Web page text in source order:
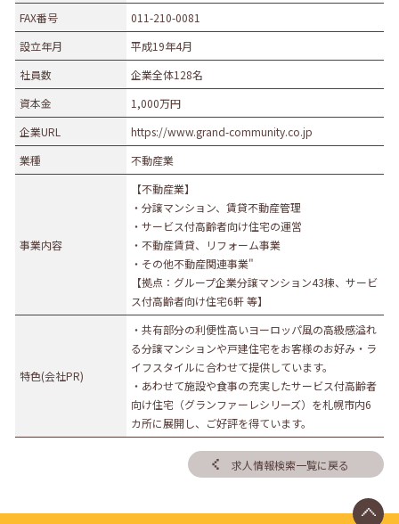
FAX番号
011-210-0081
設立年月
平成19年4月
社員数
企業全体128名
資本金
1,000万円
企業URL
https://www.grand-community.co.jp
業種
不動産業
事業内容
【不動産業】
・分譲マンション、賃貸不動産管理
・サービス付高齢者向け住宅の運営
・不動産賃貸、リフォーム事業
・その他不動産関連事業"
【拠点：グループ企業分譲マンション43棟、サービ
ス付高齢者向け住宅6軒 等】
特色(会社PR)
・共有部分の利便性高いヨーロッパ風の高級感溢れ
る分譲マンションや戸建住宅をお客様のお好み・ラ
イフスタイルに合わせて提供しています。
・あわせて施設や食事の充実したサービス付高齢者
向け住宅（グランファーレシリーズ）を札幌市内6
カ所に展開し、ご好評を得ています。
求人情報検索一覧に戻る